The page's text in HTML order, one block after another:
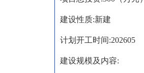
建设性质:新建
计划开工时间:202605
建设规模及内容: